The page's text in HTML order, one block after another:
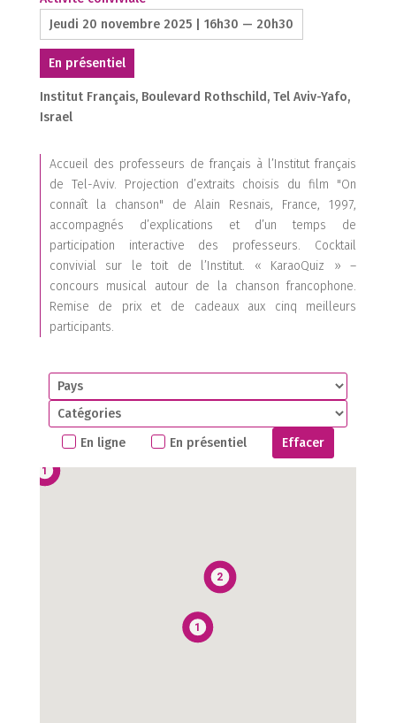
Jeudi 20 novembre 2025 | 16h30 — 20h30
En présentiel
Institut Français, Boulevard Rothschild, Tel Aviv-Yafo,
Israel
Accueil des professeurs de français à l’Institut français
de Tel-Aviv. Projection d’extraits choisis du film "On
connaît la chanson" de Alain Resnais, France, 1997,
accompagnés d’explications et d’un temps de
participation interactive des professeurs. Cocktail
convivial sur le toit de l’Institut. « KaraoQuiz » –
concours musical autour de la chanson francophone.
Remise de prix et de cadeaux aux cinq meilleurs
participants.
En ligne En présentiel Effacer
1
1
1
1
1
2